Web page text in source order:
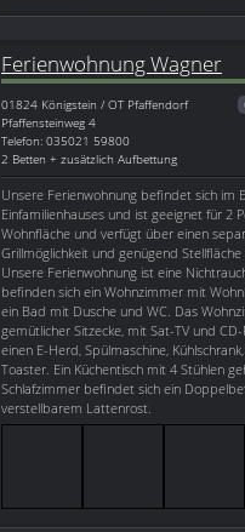
Ferienwohnung Wagner
01824 Königstein / OT Pfaffendorf
Pfaffensteinweg 4
Telefon: 035021 59800
2 Betten + zusätzlich Aufbettung
Unsere Ferienwohnung befindet sich im
Einfamilienhauses und ist geeignet für 2
Wohnfläche und verfügt über einen
Grillmöglichkeit und genügend
Unsere Ferienwohnung ist eine
befinden sich ein Wohnzimmer mit
ein Bad mit Dusche und WC. Das
gemütlicher Sitzecke, mit Sat-TV und
einen E-Herd, Spülmaschine,
Toaster. Ein Küchentisch mit 4 Stühlen
Schlafzimmer befindet sich ein
verstellbarem Lattenrost.